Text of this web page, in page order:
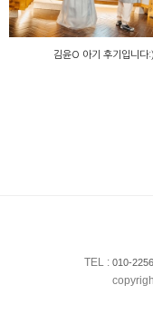
김윤O 아기 후기입니다:)
TEL : 010-